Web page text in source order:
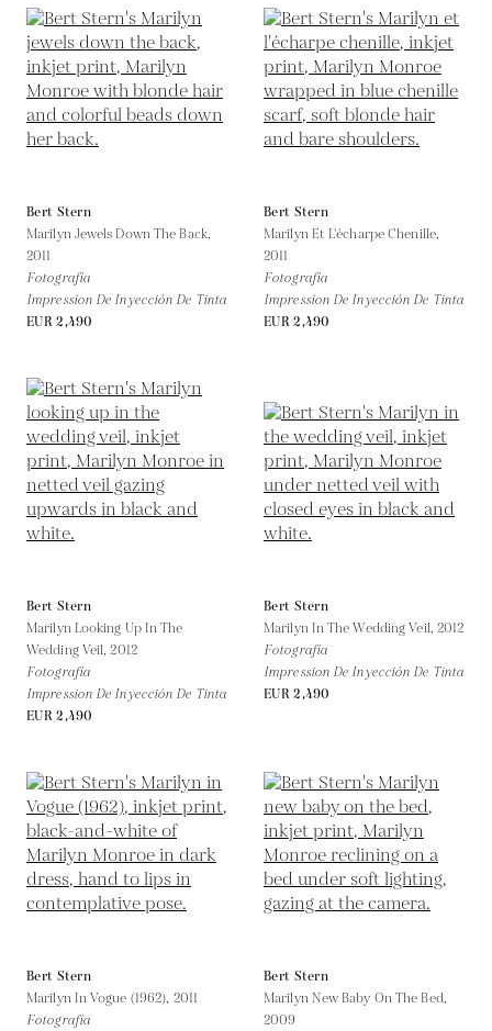
Bert Stern
Marilyn Jewels Down The Back,
2011
Fotografía
Impression De Inyección De Tinta
EUR 2,490
Bert Stern
Marilyn Et L'écharpe Chenille,
2011
Fotografía
Impression De Inyección De Tinta
EUR 2,490
Bert Stern
Marilyn Looking Up In The
Wedding Veil,2012
Fotografía
Impression De Inyección De Tinta
EUR 2,490
Bert Stern
Marilyn In The Wedding Veil, 2012
Fotografía
Impression De Inyección De Tinta
EUR 2,490
Bert Stern
Marilyn In Vogue (1962), 2011
Fotografía
Bert Stern
Marilyn New Baby On The Bed,
2009